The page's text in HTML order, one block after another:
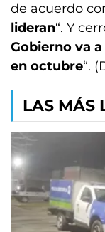
de acuerdo
lideran“. Y
Gobierno va
en octubre“.
LAS MÁS